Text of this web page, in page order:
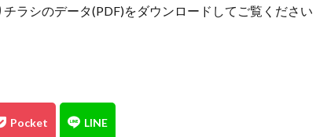
ラシのデータ(PDF)をダウンロードしてご覧ください